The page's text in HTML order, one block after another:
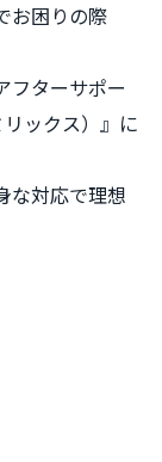
お困りの際
フターサポー
ックス）』に
な対応で理想